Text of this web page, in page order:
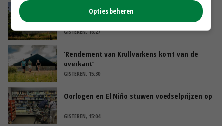
Kamervragen over onttrekkingsverbod,
minister spreekt van ‘ondernemersrisico’
GISTEREN, 16:27
‘Rendement van Krullvarkens komt van de
overkant’
GISTEREN, 15:30
Oorlogen en El Niño stuwen voedselprijzen op
GISTEREN, 15:04
Opties beheren